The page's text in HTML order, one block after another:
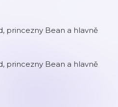
princezny Bean a hlavně
princezny Bean a hlavně